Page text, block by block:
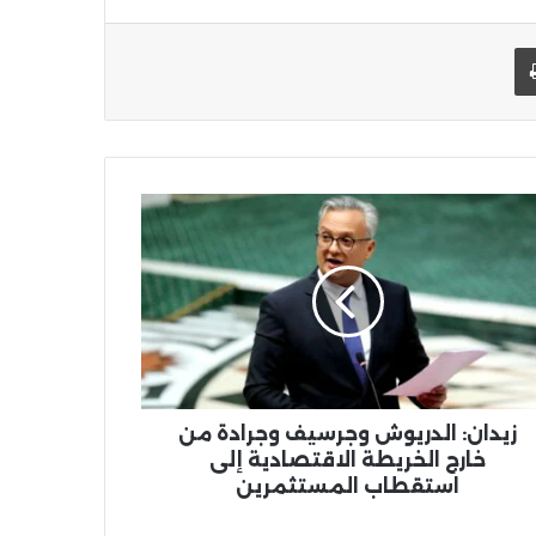
اطبعها
زيدان: الدريوش وجرسيف وجرادة من
خارج الخريطة الاقتصادية إلى
استقطاب المستثمرين